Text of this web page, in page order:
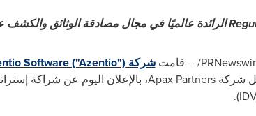
قامتشركة Azentio Software ("Azentio")،